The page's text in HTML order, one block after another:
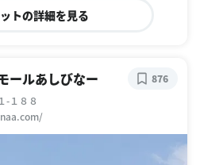
トの詳細を見る
ールあしびなー
-１８８
876